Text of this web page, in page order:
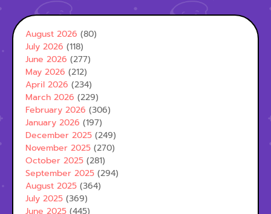
August 2026 (80)
July 2026 (118)
June 2026 (277)
May 2026 (212)
April 2026 (234)
March 2026 (229)
February 2026 (306)
January 2026 (197)
December 2025 (249)
November 2025 (270)
October 2025 (281)
September 2025 (294)
August 2025 (364)
July 2025 (369)
June 2025 (445)